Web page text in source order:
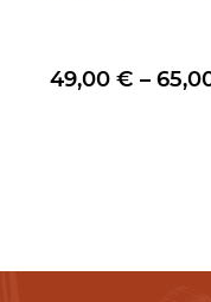
49,00 € –